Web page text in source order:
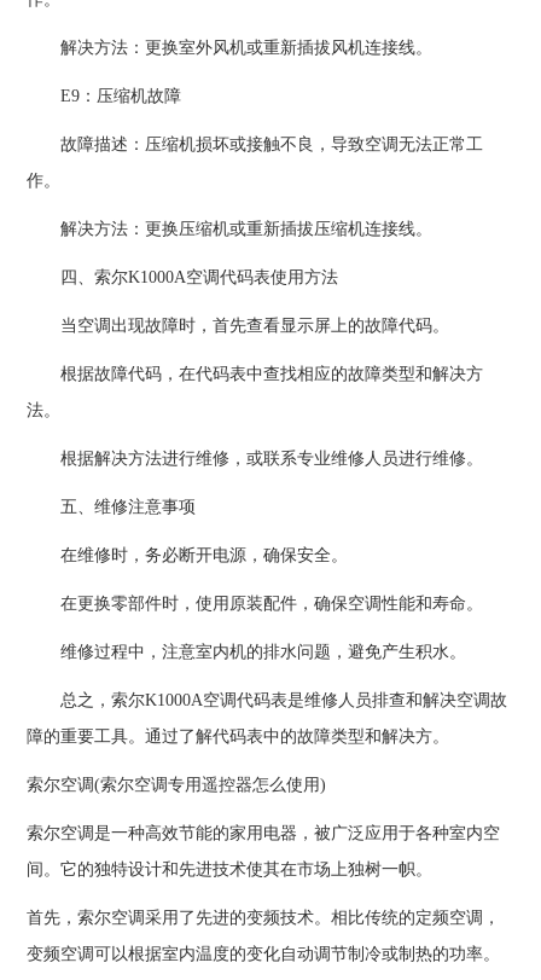
解决方法：更换室外风机或重新插拔风机连接线。
E9：压缩机故障
故障描述：压缩机损坏或接触不良，导致空调无法正常工
作。
解决方法：更换压缩机或重新插拔压缩机连接线。
四、索尔K1000A空调代码表使用方法
当空调出现故障时，首先查看显示屏上的故障代码。
根据故障代码，在代码表中查找相应的故障类型和解决方
法。
根据解决方法进行维修，或联系专业维修人员进行维修。
五、维修注意事项
在维修时，务必断开电源，确保安全。
在更换零部件时，使用原装配件，确保空调性能和寿命。
维修过程中，注意室内机的排水问题，避免产生积水。
总之，索尔K1000A空调代码表是维修人员排查和解决空调故
障的重要工具。通过了解代码表中的故障类型和解决方。
索尔空调(索尔空调专用遥控器怎么使用)
索尔空调是一种高效节能的家用电器，被广泛应用于各种室内空
间。它的独特设计和先进技术使其在市场上独树一帜。
首先，索尔空调采用了先进的变频技术。相比传统的定频空调，
变频空调可以根据室内温度的变化自动调节制冷或制热的功率。